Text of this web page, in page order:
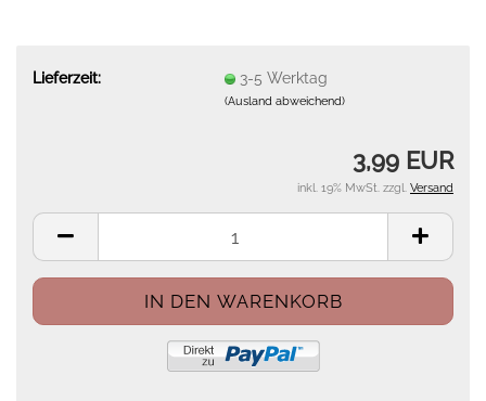
Lieferzeit: 3-5 Werktag
(Ausland abweichend)
3,99 EUR
inkl. 19% MwSt. zzgl. Versand